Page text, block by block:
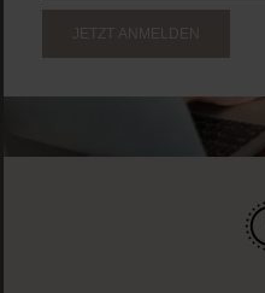
JETZT ANMELDEN